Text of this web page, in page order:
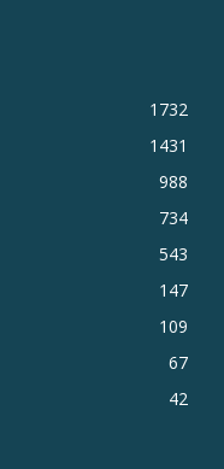
1732
1431
988
734
543
147
109
67
42